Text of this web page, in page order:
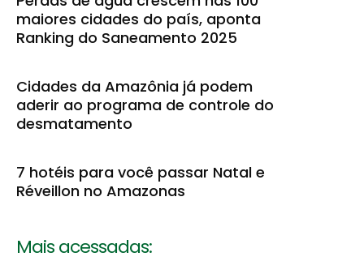
maiores cidades do país, aponta
Ranking do Saneamento 2025
Cidades da Amazônia já podem
aderir ao programa de controle do
desmatamento
7 hotéis para você passar Natal e
Réveillon no Amazonas
Mais acessadas: